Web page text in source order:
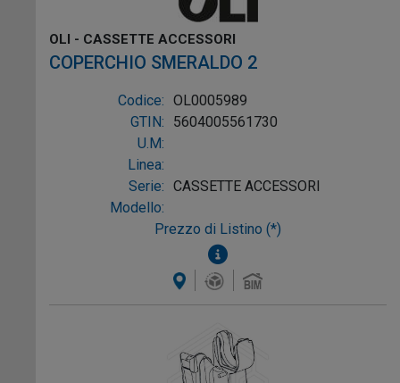
OLI - CASSETTE ACCESSORI
COPERCHIO SMERALDO 2
Codice: OL0005989
GTIN:
5604005561730
U.M:
Linea:
Serie: CASSETTE ACCESSORI
Modello:
Prezzo di Listino (*)